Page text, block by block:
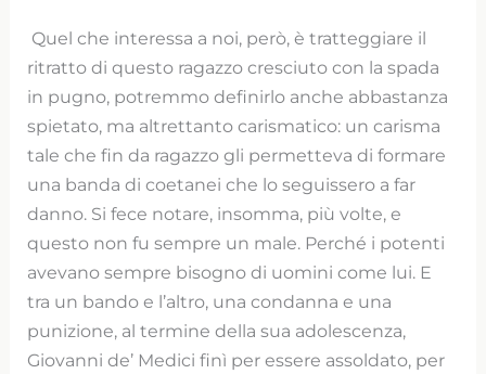
Quel che interessa a noi, però, è tratteggiare il
ritratto di questo ragazzo cresciuto con la spada
in pugno, potremmo definirlo anche abbastanza
spietato, ma altrettanto carismatico: un carisma
tale che fin da ragazzo gli permetteva di formare
una banda di coetanei che lo seguissero a far
danno. Si fece notare, insomma, più volte, e
questo non fu sempre un male. Perché i potenti
avevano sempre bisogno di uomini come lui. E
tra un bando e l’altro, una condanna e una
punizione, al termine della sua adolescenza,
Giovanni de’ Medici finì per essere assoldato, per